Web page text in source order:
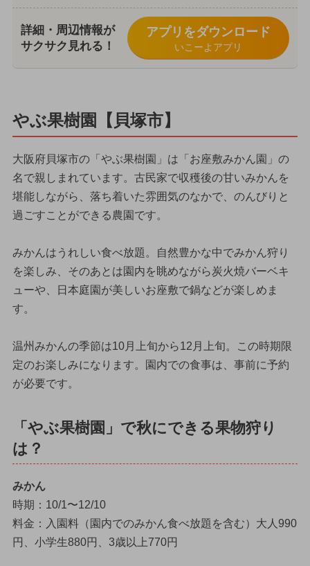
詳細・周辺情報が
サクサク見れる！
アプリをダウンロード
いこーよアプリ
やぶ果樹園【貝塚市】
大阪府貝塚市の「やぶ果樹園」は「お座敷みかん園」の
名で親しまれています。古民家で収穫後の甘いみかんを
堪能しながら、落ち着いた雰囲気のなかで、のんびりと
過ごすことができる農園です。
みかんはうれしい食べ放題。自然豊かな中でみかん狩り
を楽しみ、そのあとは園内を眺めながら炭火焼バーベキ
ューや、日本庭園が美しいお座敷で鍋などが楽しめま
す。
温州みかんの季節は10月上旬から12月上旬。この時期限
定のお楽しみになります。園内での食事は、事前に予約
が必要です。
「やぶ果樹園」で秋にできる果物狩り
は？
みかん
時期：10/1〜12/10
料金：入園料（園内でのみかん食べ放題を含む）大人990
円、小学生880円、3歳以上770円